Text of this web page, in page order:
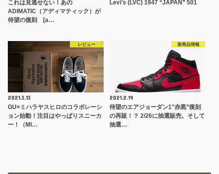
これは見逃せない！あの
ADIMATIC（アディマティック）が
待望の復刻 [a…
Levi's (LVC) 1947 “JAPAN” 501
レビュー
2021.3.13
GU×ミハラヤスヒロのコラボレーシ
ョン始動！注目はやっぱりスニーカ
ー！（MI…
新商品情報
2021.2.19
待望のエアジョーダン1"赤黒”復刻
の再販！？ 2/26に抽選販売。そして
抽選…